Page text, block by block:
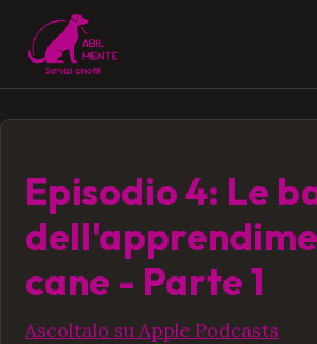
Episodio 4: Le
cane - Parte 1
Ascoltalo su Apple Podcasts